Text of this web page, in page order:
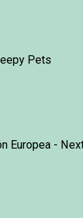
Pets
Europea -